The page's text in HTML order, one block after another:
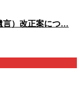
言）改正案につ…